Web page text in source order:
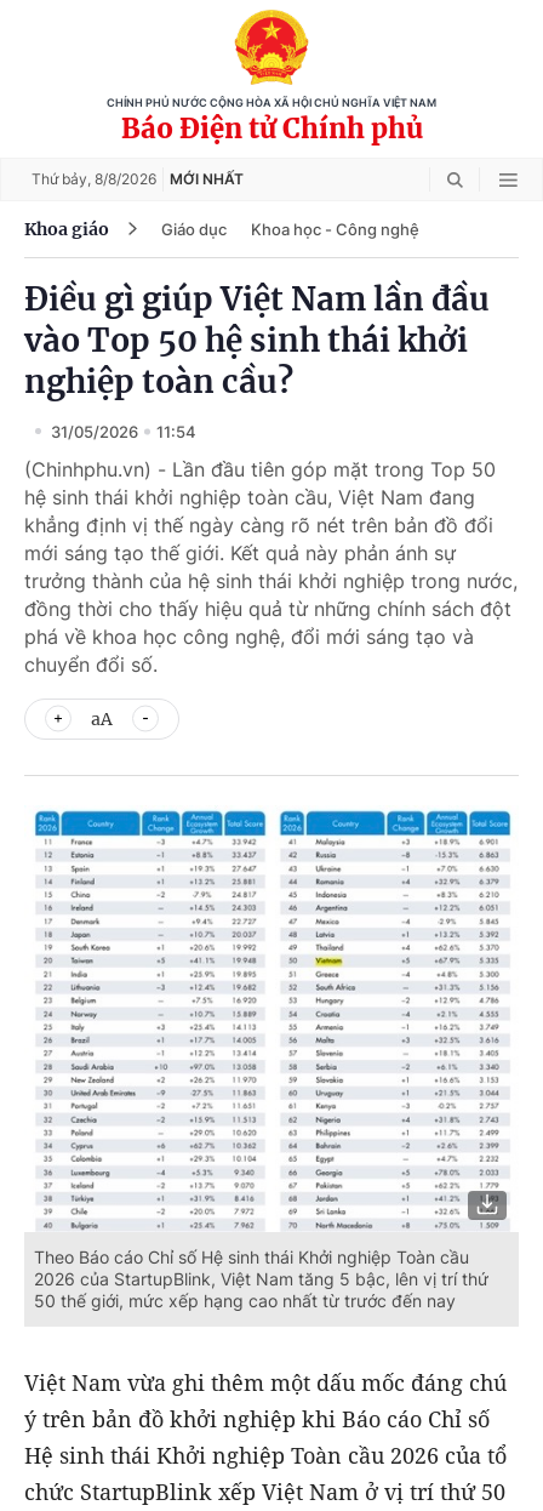
CHÍNH PHỦ NƯỚC CỘNG HÒA XÃ HỘI CHỦ NGHĨA VIỆT NAM
Báo Điện tử Chính phủ
Thứ bảy, 8/8/2026 MỚI NHẤT
Khoa giáo Giáo dục Khoa học - Công nghệ
Điều gì giúp Việt Nam lần đầu
vào Top 50 hệ sinh thái khởi
nghiệp toàn cầu?
31/05/2026 11:54
(Chinhphu.vn) - Lần đầu tiên góp mặt trong Top 50
hệ sinh thái khởi nghiệp toàn cầu, Việt Nam đang
khẳng định vị thế ngày càng rõ nét trên bản đồ đổi
mới sáng tạo thế giới. Kết quả này phản ánh sự
trưởng thành của hệ sinh thái khởi nghiệp trong nước,
đồng thời cho thấy hiệu quả từ những chính sách đột
phá về khoa học công nghệ, đổi mới sáng tạo và
chuyển đổi số.
aA
Theo Báo cáo Chỉ số Hệ sinh thái Khởi nghiệp Toàn cầu
2026 của StartupBlink, Việt Nam tăng 5 bậc, lên vị trí thứ
50 thế giới, mức xếp hạng cao nhất từ trước đến nay
Việt Nam vừa ghi thêm một dấu mốc đáng chú
ý trên bản đồ khởi nghiệp khi Báo cáo Chỉ số
Hệ sinh thái Khởi nghiệp Toàn cầu 2026 của tổ
chức StartupBlink xếp Việt Nam ở vị trí thứ 50